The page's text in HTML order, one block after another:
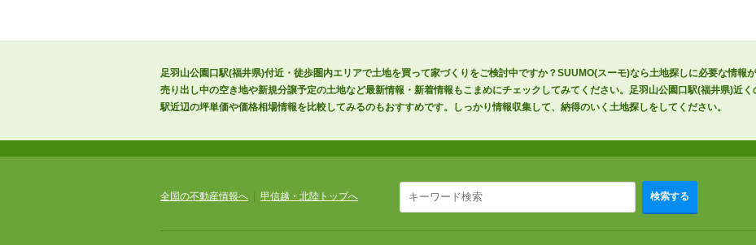
足羽山公園口駅(福井県)付近・徒歩圏内エリアで土地を買って家づくりをご検討中ですか？SUUMO(スーモ)なら土地探しに必要な情報が
売り出し中の空き地や新規分譲予定の土地など最新情報・新着情報もこまめにチェックしてみてください。足羽山公園口駅(福井県)近く
駅近辺の坪単価や価格相場情報を比較してみるのもおすすめです。しっかり情報収集して、納得のいく土地探しをしてください。
全国の不動産情報へ 甲信越・北陸トップへ 検索する